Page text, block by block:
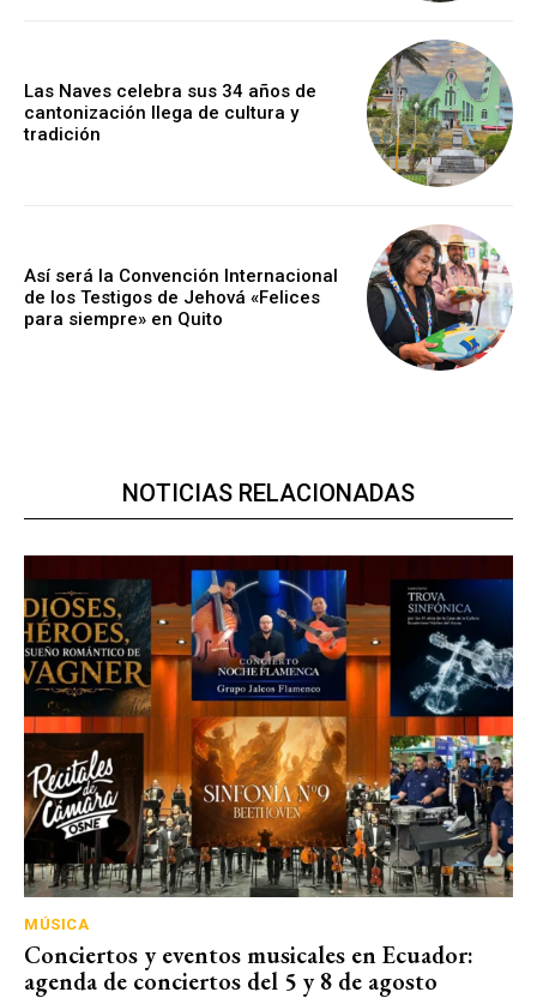
Las Naves celebra sus 34 años de
cantonización llega de cultura y
tradición
Así será la Convención Internacional
de los Testigos de Jehová «Felices
para siempre» en Quito
NOTICIAS RELACIONADAS
MÚSICA
Conciertos y eventos musicales en Ecuador:
agenda de conciertos del 5 y 8 de agosto